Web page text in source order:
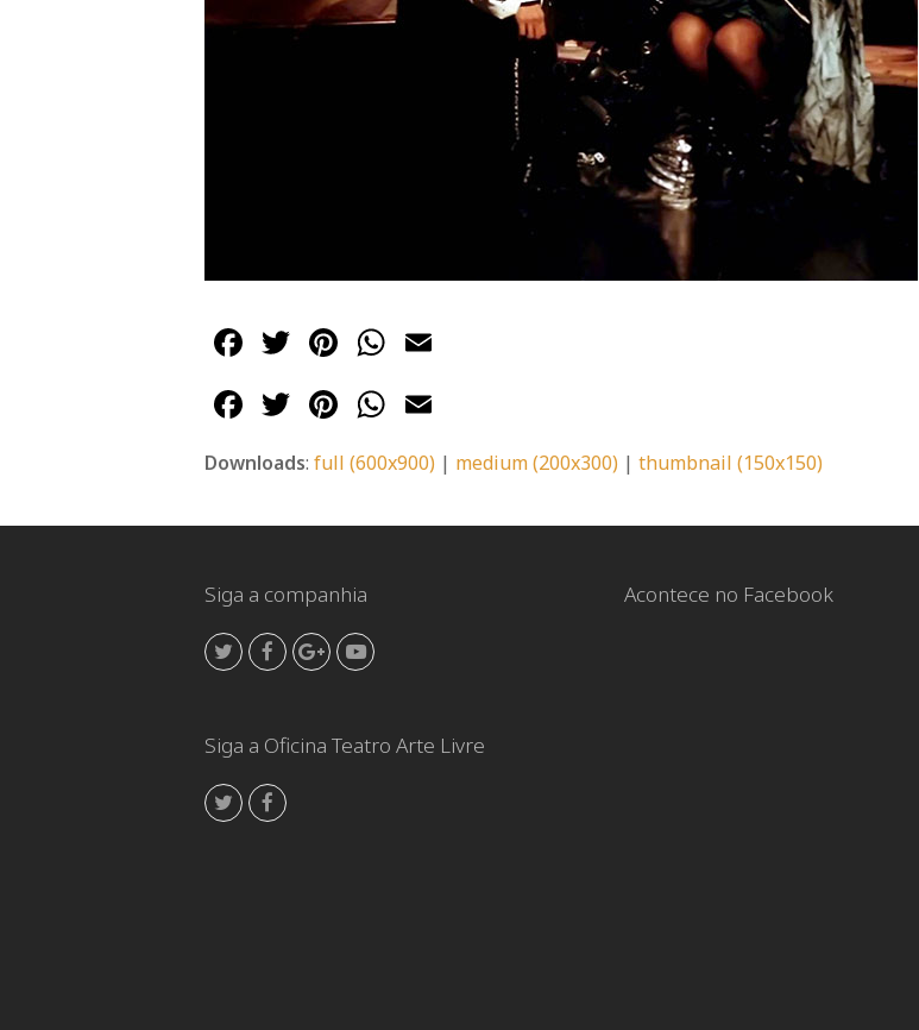
Facebook
Twitter
Pinterest
WhatsApp
Facebook
Twitter
Pinterest
WhatsApp
Downloads: full (600x900) | medium (200x300) | thumbnail (150x150)
Siga a companhia
TwitterFacebookGooglePlus
Youtube
Siga a Oficina Teatro Arte Livre
TwitterFacebook
Acontece no Facebook